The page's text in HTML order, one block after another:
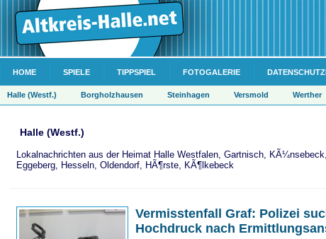
HOME SPIELE TIPPSPIEL FOTOGALERIE
Halle (Westf.) Borgholzhausen Steinhagen Versmold Werther
Halle (Westf.)
Lokalnachrichten aus der Heimat Halle Westfalen, Gartnisch,
Eggeberg, Hesseln, Oldendorf, HÃ¶rste, KÃ¶lkebeck
Vermisstenfall Graf: Polizei
Hochdruck nach